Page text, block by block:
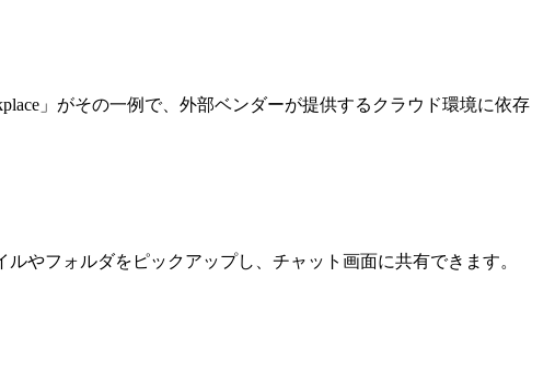
」がその一例で、外部ベンダーが提供するクラウド環境に依存
ルやフォルダをピックアップし、チャット画面に共有できます。